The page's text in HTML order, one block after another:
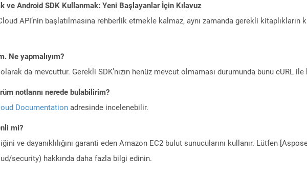
ve Android SDK Kullanmak: Yeni Başlayanlar İçin Kılavuz
API’nin başlatılmasına rehberlik etmekle kalmaz, aynı zamanda gerekli kitaplıkların
Ne yapmalıyım?
da mevcuttur. Gerekli SDK’nızın henüz mevcut olmaması durumunda bunu cURL ile
notlarını nerede bulabilirim?
Documentation adresinde incelenebilir.
mi?
ve dayanıklılığını garanti eden Amazon EC2 bulut sunucularını kullanır. Lütfen
security) hakkında daha fazla bilgi edinin.